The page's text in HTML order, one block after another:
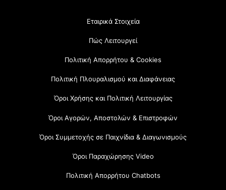
Εταιρικά Στοιχεία
Πώς Λειτουργεί
Πολιτική Απορρήτου & Cookies
Πολιτική Πλουραλισμού και Διαφάνειας
Όροι Χρήσης και Πολιτική Λειτουργίας
Όροι Αγορών, Αποστολών & Επιστροφών
Όροι Συμμετοχής σε Παιχνίδια & Διαγωνισμούς
Όροι Παραχώρησης Video
Πολιτική Απορρήτου Chatbots